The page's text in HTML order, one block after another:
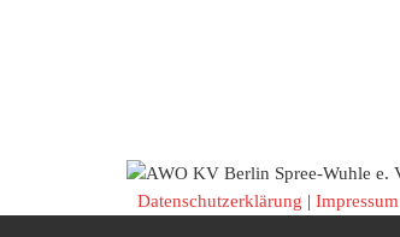
Datenschutzerklärung | Impressum